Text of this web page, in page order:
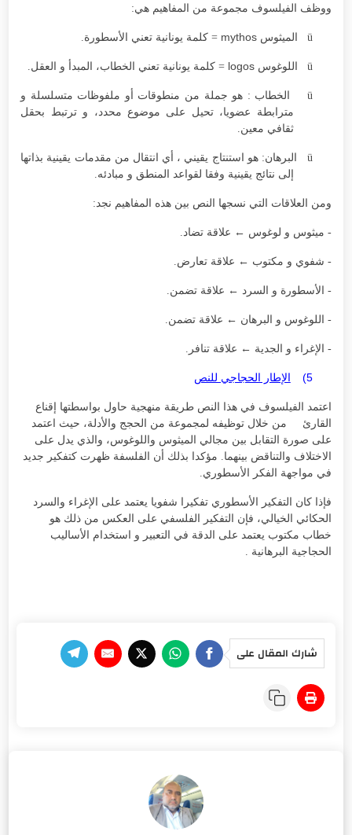
ووظف الفيلسوف مجموعة من المفاهيم هي:
ü الميثوسmythos = كلمة يونانية تعني الأسطورة.
ü اللوغوسlogos = كلمة يونانية تعني الخطاب، المبدأ و العقل.
ü
الخطاب : هو جملة من منطوقات أو ملفوظات متسلسلة و
مترابطة عضويا، تحيل على موضوع محدد، و ترتبط بحقل
ثقافي معين.
ü
البرهان: هو استنتاج يقيني ، أي انتقال من مقدمات يقينية بذاتها
إلى نتائج يقينية وفقا لقواعد المنطق و مبادئه.
ومن العلاقات التي نسجها النص بين هذه المفاهيم نجد:
- ميثوس و لوغوس ← علاقة تضاد.
- شفوي و مكتوب ← علاقة تعارض.
- الأسطورة و السرد ← علاقة تضمن.
- اللوغوس و البرهان ← علاقة تضمن.
- الإغراء و الجدية ← علاقة تنافر.
5) الإطار الحجاجي للنص
اعتمد الفيلسوف في هذا النص طريقة منهجية حاول بواسطتها إقناع
القارئ من خلال توظيفه لمجموعة من الحجج والأدلة، حيث اعتمد
على صورة التقابل بين مجالي الميثوس واللوغوس، والذي يدل على
الاختلاف والتناقض بينهما.
مؤكدا بذلك أن الفلسفة ظهرت كتفكير جديد
في مواجهة الفكر الأسطوري.
فإذا كان التفكير الأسطوري تفكيرا شفويا يعتمد على الإغراء والسرد
الحكائي الخيالي، فإن التفكير الفلسفي على العكس من ذلك هو
خطاب مكتوب يعتمد على الدقة في التعبير و استخدام الأساليب
الحجاجية البرهانية .
شارك المقال على